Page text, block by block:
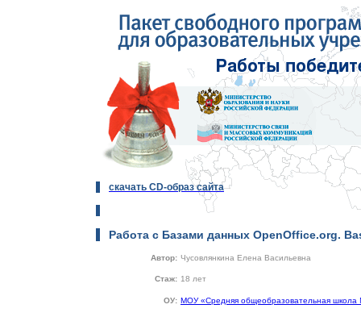
скачать CD-образ сайта
Работа с Базами данных OpenOffice.org.
Автор: Чусовлянкина Елена Васильевна
Стаж: 18 лет
ОУ: МОУ «Средняя общеобразовательная